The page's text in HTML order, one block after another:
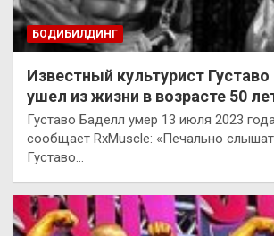
БОДИБИЛДИНГ
Известный культурист
ушел из жизни в возрасте 50
Густаво Баделл умер 13 июля 2023
сообщает RxMuscle: «Печально
Густаво…